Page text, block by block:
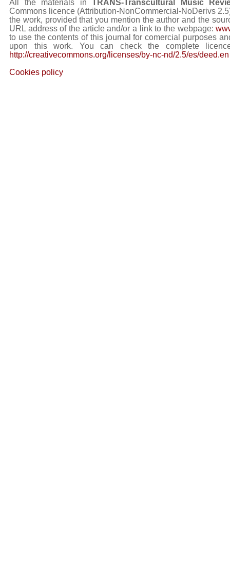
All the materials in
TRANS-Transcultural Music
Commons licence (Attribution-NonCommercial-NoDerivs
the work, provided that you mention the author and the
URL address of the article and/or a link to the webpage:
to use the contents of this journal for comercial purposes
upon this work. You can check the complete
http://creativecommons.org/licenses/by-nc-nd/2.5/es/deed.en
Cookies policy